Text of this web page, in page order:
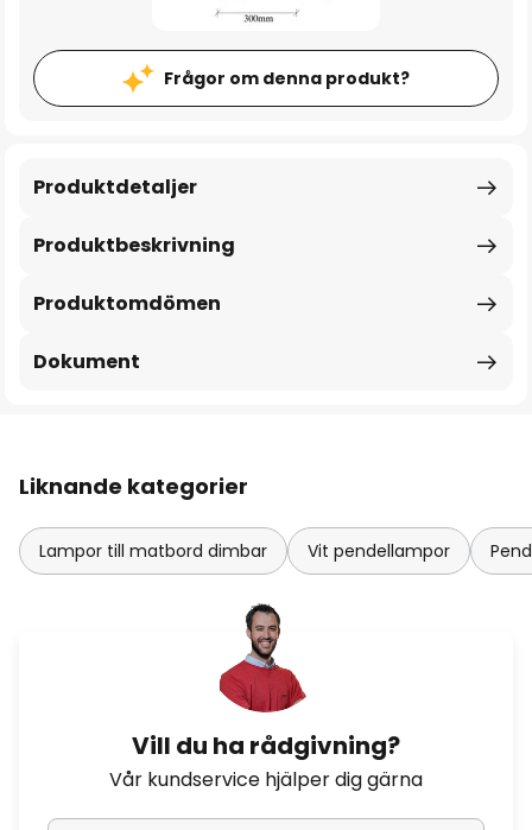
Frågor om denna produkt?
Produktbeskrivning
Produktdetaljer
Produktomdömen
Dokument
Liknande kategorier
Lampor till matbord dimbar Vit pendellampor
Vill du ha rådgivning?
Vår kundservice hjälper dig gärna